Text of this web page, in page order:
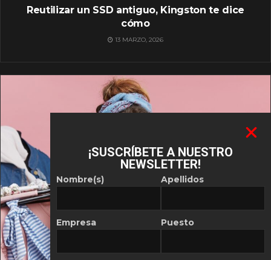
Reutilizar un SSD antiguo, Kingston te dice
cómo
13 MARZO, 2026
¡SUSCRÍBETE A NUESTRO
NEWSLETTER!
Nombre(s)
Empresa
Apellidos
Puesto